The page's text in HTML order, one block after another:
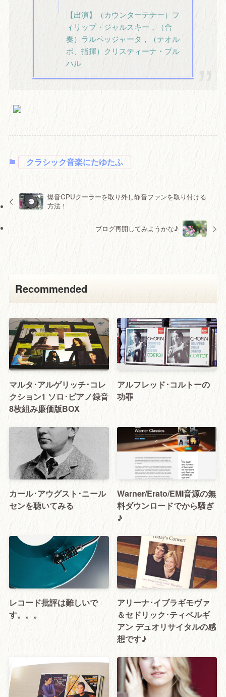
【出演】（カウンターテナー）フ
ィリップ・ジャルスキー，（合
奏）ラルペッジャータ，（テオル
ボ、指揮）クリスティーナ・プル
ハル
クラシック音楽にたゆたふ
爆音CPUクーラーを取り外し静音ファンを取り付ける
方法！
ブログ再開してみようかな♪
Recommended
マルタ･アルゲリッチ･コレ
クション1 ソロ･ピアノ録音
8枚組み廉価版BOX
アルフレッド･コルトーの
功罪
カール･アウグスト･ニール
センを聴いてみる
Warner/Erato/EMI音源の無
料ダウンロードでから騒ぎ
♪
レコード批評は難しいで
す。。。
アリーナ･イブラギモヴァ
＆セドリック･ティベルギ
アン デュオリサイタルの感
想です♪